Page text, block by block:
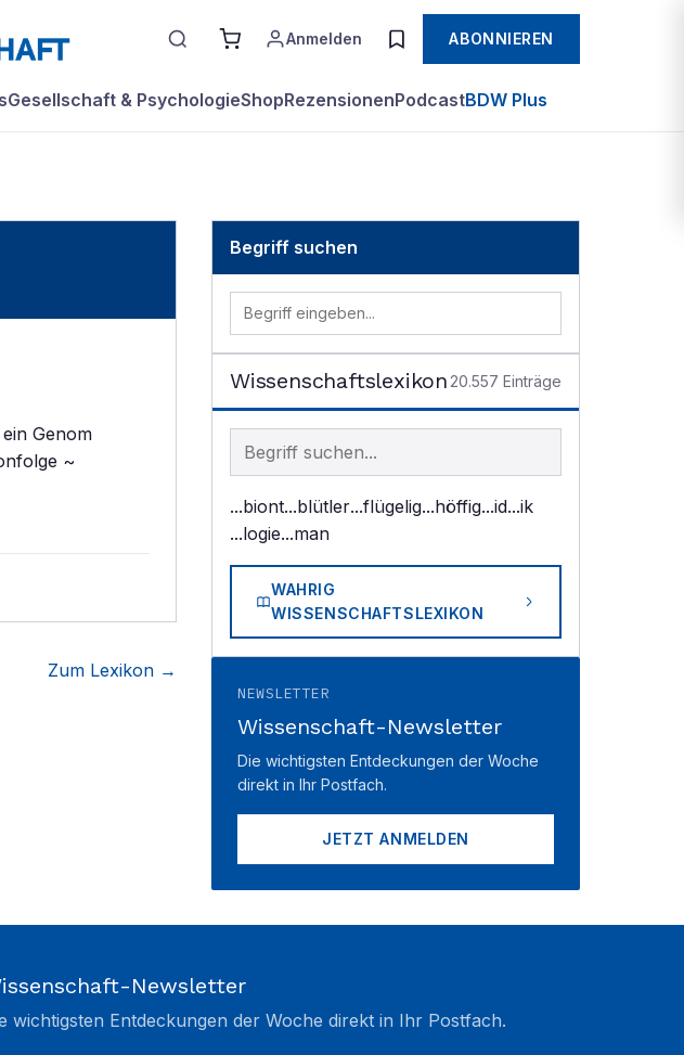
Anmelden ABONNIEREN
Gesellschaft & PsychologieShopRezensionenPodcastBDW Plus
ein Genom
~
Zum Lexikon →
Begriff suchen
Wissenschaftslexikon 20.557 Einträge
Begriff im Lexikon suchen
...biont...blütler...flügelig...höffig...id...ik
...logie...man
WAHRIG
WISSENSCHAFTSLEXIKON
NEWSLETTER
Wissenschaft-Newsletter
Die wichtigsten Entdeckungen der Woche
direkt in Ihr Postfach.
JETZT ANMELDEN
Newsletter
wichtigsten Entdeckungen der Woche direkt in Ihr Postfach.